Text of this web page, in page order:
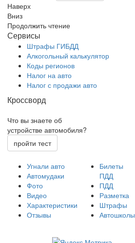
Наверх
Вниз
Продолжить чтение
Сервисы
Штрафы ГИБДД
Алкогольный калькулятор
Коды регионов
Налог на авто
Налог с продажи авто
Кроссворд
Что вы знаете об
устройстве автомобиля?
пройти тест
Угнали авто
Автомудаки
Фото
Видео
Характеристики
Отзывы
Билеты
ПДД
ПДД
Разметка
Штрафы
Автошколы